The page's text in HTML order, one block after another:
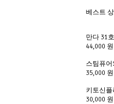
베스트
만다 31
44,000 원
스팀퓨
35,000 원
키토신
30,000 원